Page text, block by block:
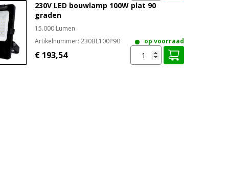
230V LED bouwlamp 100W plat 90
graden
15.000 Lumen
Artikelnummer: 230BL100P90 op voorraad
€ 193,54